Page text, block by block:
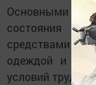
Основными
состояния
средствами
одеждой и
условий труда